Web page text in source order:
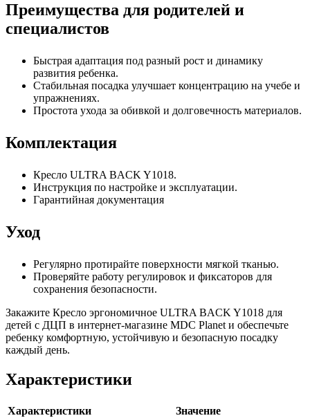
Преимущества для родителей и
специалистов
Быстрая адаптация под разный рост и динамику
развития ребенка.
Стабильная посадка улучшает концентрацию на учебе и
упражнениях.
Простота ухода за обивкой и долговечность материалов.
Комплектация
Кресло ULTRA BACK Y1018.
Инструкция по настройке и эксплуатации.
Гарантийная документация
Уход
Регулярно протирайте поверхности мягкой тканью.
Проверяйте работу регулировок и фиксаторов для
сохранения безопасности.
Закажите Кресло эргономичное ULTRA BACK Y1018 для
детей с ДЦП в интернет-магазине MDC Planet и обеспечьте
ребенку комфортную, устойчивую и безопасную посадку
каждый день.
Характеристики
Характеристики Значение